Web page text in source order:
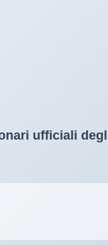
ufficiali